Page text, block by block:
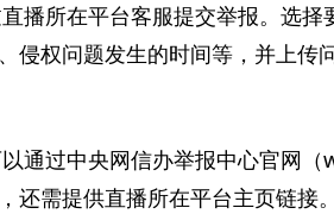
播所在平台客服提交举报。选
侵权问题发生的时间等，并上
通过中央网信办举报中心官网
还需提供直播所在平台主页链接。